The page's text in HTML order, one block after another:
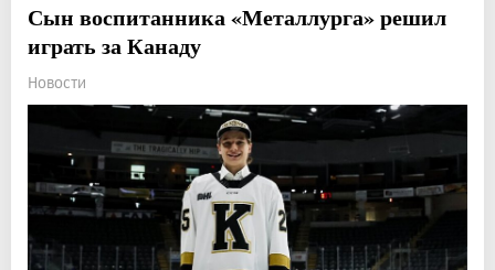
Сын воспитанника «Металлурга» решил
играть за Канаду
Новости